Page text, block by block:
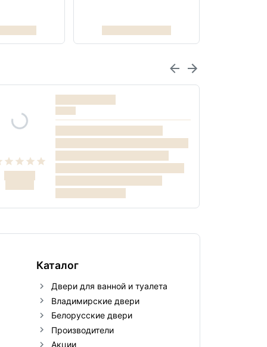
Каталог
Двери для ванной и туалета
Владимирские двери
Белорусские двери
Производители
Акции